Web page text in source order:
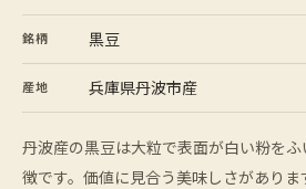
銘柄 黒豆
産地 兵庫県丹波市産
丹波産の黒豆は大粒で表面が白い粉を
徴です。価値に見合う美味しさがありま